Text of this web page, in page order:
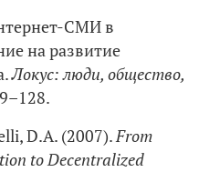
СМИ в
на развитие
Локус: люди, общество,
D.A. (2007).From
to Decentralized